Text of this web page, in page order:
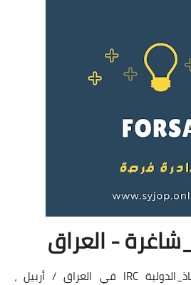
دورات تدريبية
- العراق
في #منظمة_لجنة_الإنقاذ_الدولية IRC في العراق / أربيل ،